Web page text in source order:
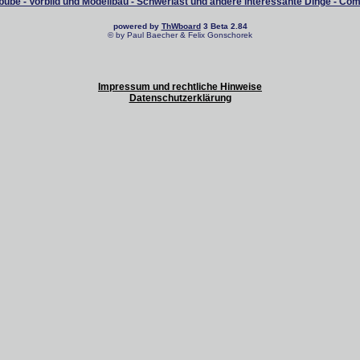
powered by ThWboard3 Beta 2.84
© by Paul Baecher & Felix Gonschorek
Impressum und rechtliche Hinweise
Datenschutzerklärung